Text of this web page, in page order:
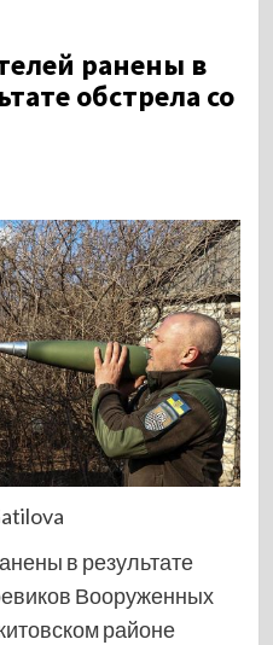
ранены в
обстрела со
в результате
Вооруженных
районе